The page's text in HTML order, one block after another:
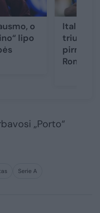
o
lipo
Italijos
Romos
„Porto“
Serie A